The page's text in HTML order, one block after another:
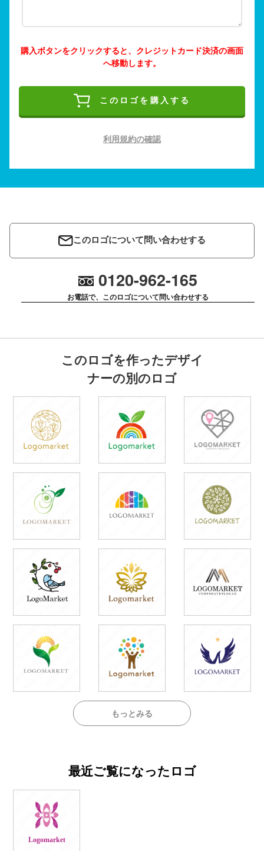
購入ボタンをクリックすると、クレジットカード決済の画面
へ移動します。
このロゴを購入する
利用規約の確認
このロゴについて問い合わせする
0120-962-165
お電話で、このロゴについて問い合わせする
このロゴを作ったデザイ
ナーの別のロゴ
もっとみる
最近ご覧になったロゴ
Logomarket